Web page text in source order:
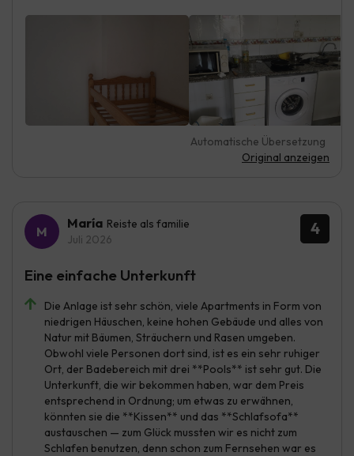
Automatische Übersetzung
Original anzeigen
4
María Reiste als familie
Juli 2026
Die Anlage ist sehr schön, viele Apartments in Form von
niedrigen Häuschen, keine hohen Gebäude und alles von
Natur mit Bäumen, Sträuchern und Rasen umgeben.
Obwohl viele Personen dort sind, ist es ein sehr ruhiger
Ort, der Badebereich mit drei **Pools** ist sehr gut. Die
Unterkunft, die wir bekommen haben, war dem Preis
entsprechend in Ordnung; um etwas zu erwähnen,
könnten sie die **Kissen** und das **Schlafsofa**
austauschen — zum Glück mussten wir es nicht zum
Schlafen benutzen, denn schon zum Fernsehen war es
Eine einfache Unterkunft